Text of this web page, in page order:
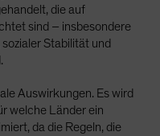
die auf
sind – insbesondere
Stabilität und
Auswirkungen. Es wird
welche Länder ein
da die Regeln, die